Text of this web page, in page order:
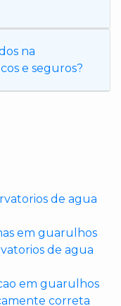
na
e seguros?
de agua
em guarulhos
de agua
em guarulhos
correta